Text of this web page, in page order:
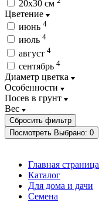
20х30 см
Цветение
июнь 4
июль 4
август 4
сентябрь 4
Диаметр цветка
Особенности
Посев в грунт
Вес
Посмотреть Выбрано: 0
Главная страница
Каталог
Для дома и дачи
Семена